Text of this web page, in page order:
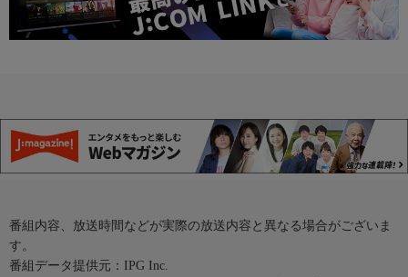
番組内容、放送時間などが実際の放送内容と異なる場合がございま
す。
番組データ提供元：IPG Inc.